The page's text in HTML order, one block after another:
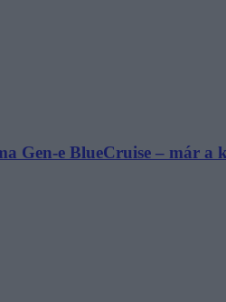
Gen-e BlueCruise – már a